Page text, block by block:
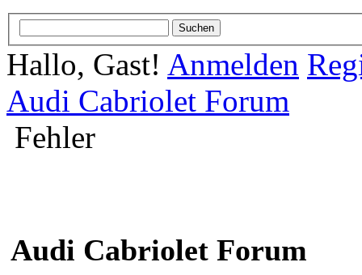
Hallo, Gast! Anmelden
Audi Cabriolet Forum
Fehler
Audi Cabriolet Forum